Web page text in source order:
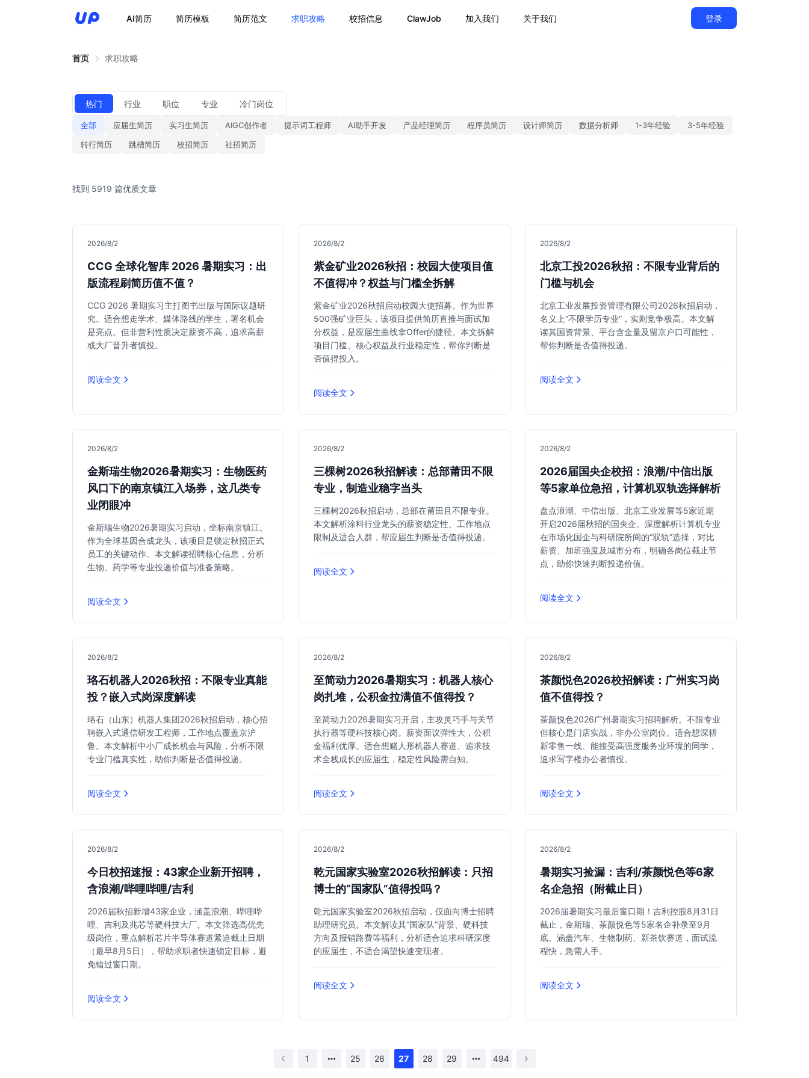
AI简历 简历模板 简历范文 求职攻略 校招信息 ClawJob 加入我们 关于我们 登录
首页 求职攻略
热门 行业 职位 专业 冷门岗位
全部 应届生简历 实习生简历 AIGC创作者 提示词工程师 AI助手开发 产品经理简历 程序员简历 设计师简历 数据分析师 1-3年经验
3-5年经验
转行简历
跳槽简历 校招简历 社招简历
找到 5919 篇优质文章
2026/8/2
CCG 全球化智库 2026 暑期实习：出
版流程刷简历值不值？
CCG 2026 暑期实习主打图书出版与国际议题研
究。适合想走学术、媒体路线的学生，署名机会
是亮点。但非营利性质决定薪资不高，追求高薪
或大厂晋升者慎投。
阅读全文
2026/8/2
紫金矿业2026秋招：校园大使项目值
不值得冲？权益与门槛全拆解
紫金矿业2026秋招启动校园大使招募。作为世界
500强矿业巨头，该项目提供简历直推与面试加
分权益，是应届生曲线拿Offer的捷径。本文拆解
项目门槛、核心权益及行业稳定性，帮你判断是
否值得投入。
阅读全文
2026/8/2
北京工投2026秋招：不限专业背后的
门槛与机会
北京工业发展投资管理有限公司2026秋招启动，
名义上“不限学历专业”，实则竞争极高。本文解
读其国资背景、平台含金量及留京户口可能性，
帮你判断是否值得投递。
阅读全文
2026/8/2
金斯瑞生物2026暑期实习：生物医药
风口下的南京镇江入场券，这几类专
业闭眼冲
金斯瑞生物2026暑期实习启动，坐标南京镇江。
作为全球基因合成龙头，该项目是锁定秋招正式
员工的关键动作。本文解读招聘核心信息，分析
生物、药学等专业投递价值与准备策略。
阅读全文
2026/8/2
三棵树2026秋招解读：总部莆田不限
专业，制造业稳字当头
三棵树2026秋招启动，总部在莆田且不限专业。
本文解析涂料行业龙头的薪资稳定性、工作地点
限制及适合人群，帮应届生判断是否值得投递。
阅读全文
2026/8/2
2026届国央企校招：浪潮/中信出版
等5家单位急招，计算机双轨选择解析
盘点浪潮、中信出版、北京工业发展等5家近期
开启2026届秋招的国央企。深度解析计算机专业
在市场化国企与科研院所间的“双轨”选择，对比
薪资、加班强度及城市分布，明确各岗位截止节
点，助你快速判断投递价值。
阅读全文
2026/8/2
珞石机器人2026秋招：不限专业真能
投？嵌入式岗深度解读
珞石（山东）机器人集团2026秋招启动，核心招
聘嵌入式通信研发工程师，工作地点覆盖京沪
鲁。本文解析中小厂成长机会与风险，分析不限
专业门槛真实性，助你判断是否值得投递。
阅读全文
2026/8/2
至简动力2026暑期实习：机器人核心
岗扎堆，公积金拉满值不值得投？
至简动力2026暑期实习开启，主攻灵巧手与关节
执行器等硬科技核心岗。薪资面议弹性大，公积
金福利优厚。适合想赌人形机器人赛道、追求技
术全栈成长的应届生，稳定性风险需自知。
阅读全文
2026/8/2
茶颜悦色2026校招解读：广州实习岗
值不值得投？
茶颜悦色2026广州暑期实习招聘解析。不限专业
但核心是门店实战，非办公室岗位。适合想深耕
新零售一线、能接受高强度服务业环境的同学，
追求写字楼办公者慎投。
阅读全文
2026/8/2
今日校招速报：43家企业新开招聘，
含浪潮/哔哩哔哩/吉利
2026届秋招新增43家企业，涵盖浪潮、哔哩哔
哩、吉利及兆芯等硬科技大厂。本文筛选高优先
级岗位，重点解析芯片半导体赛道紧迫截止日期
（最早8月5日），帮助求职者快速锁定目标，避
免错过窗口期。
阅读全文
2026/8/2
乾元国家实验室2026秋招解读：只招
博士的“国家队”值得投吗？
乾元国家实验室2026秋招启动，仅面向博士招聘
助理研究员。本文解读其“国家队”背景、硬科技
方向及报销路费等福利，分析适合追求科研深度
的应届生，不适合渴望快速变现者。
阅读全文
2026/8/2
暑期实习捡漏：吉利/茶颜悦色等6家
名企急招（附截止日）
2026届暑期实习最后窗口期！吉利控股8月31日
截止，金斯瑞、茶颜悦色等5家名企补录至9月
底。涵盖汽车、生物制药、新茶饮赛道，面试流
程快，急需人手。
阅读全文
1 25 26 27 28 29 494